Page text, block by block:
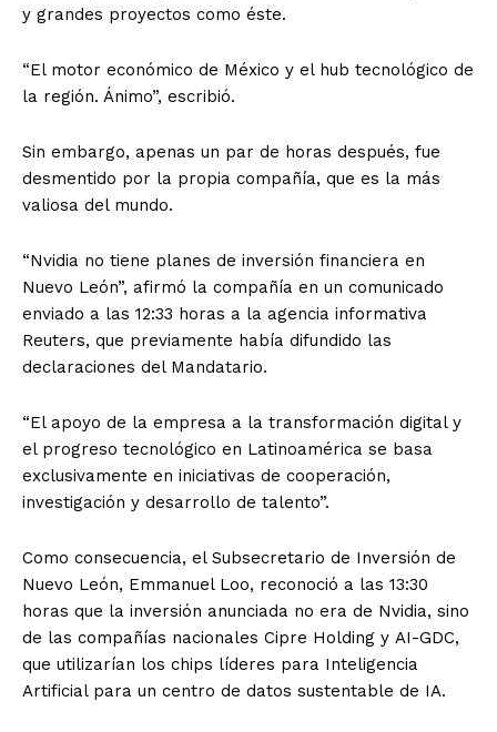
y grandes proyectos como éste.
“El motor económico de México y el hub tecnológico de
la región. Ánimo”, escribió.
Sin embargo, apenas un par de horas después, fue
desmentido por la propia compañía, que es la más
valiosa del mundo.
“Nvidia no tiene planes de inversión financiera en
Nuevo León”, afirmó la compañía en un comunicado
enviado a las 12:33 horas a la agencia informativa
Reuters, que previamente había difundido las
declaraciones del Mandatario.
“El apoyo de la empresa a la transformación digital y
el progreso tecnológico en Latinoamérica se basa
exclusivamente en iniciativas de cooperación,
investigación y desarrollo de talento”.
Como consecuencia, el Subsecretario de Inversión de
Nuevo León, Emmanuel Loo, reconoció a las 13:30
horas que la inversión anunciada no era de Nvidia, sino
de las compañías nacionales Cipre Holding y AI-GDC,
que utilizarían los chips líderes para Inteligencia
Artificial para un centro de datos sustentable de IA.